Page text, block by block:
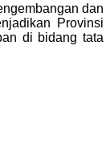
dan
Provinsi
di bidang tata